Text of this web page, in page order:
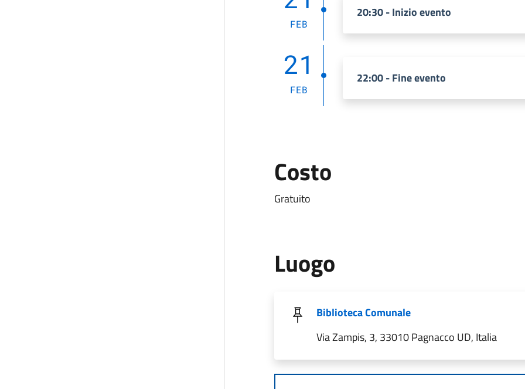
FEB
20:30 - Inizio evento
21
FEB
22:00 - Fine evento
Costo
Gratuito
Luogo
Biblioteca Comunale
Via Zampis, 3, 33010 Pagnacco UD, Italia